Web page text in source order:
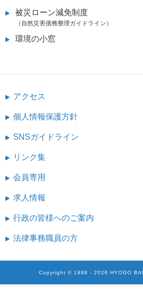
被災ローン減免制度
（自然災害債務整理ガイドライン）
環境の小窓
アクセス
個人情報保護方針
SNSガイドライン
リンク集
会員専用
求人情報
行政の皆様へのご案内
法律事務職員の方
Copyright © 1998 - 2026 HYOGO